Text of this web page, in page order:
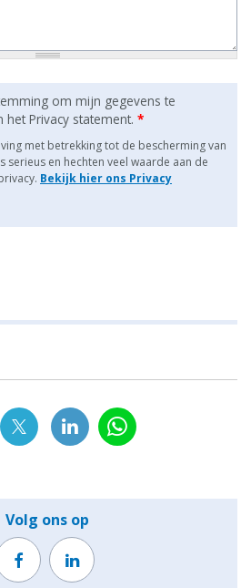
om mijn gegevens te
Privacy statement. *
met betrekking tot de bescherming van
serieus en hechten veel waarde aan de
Bekijk hier ons Privacy
Volg ons op